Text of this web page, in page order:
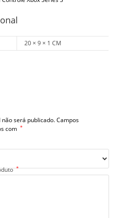
20 × 9 × 1 CM
será publicado.Campos
com *
*